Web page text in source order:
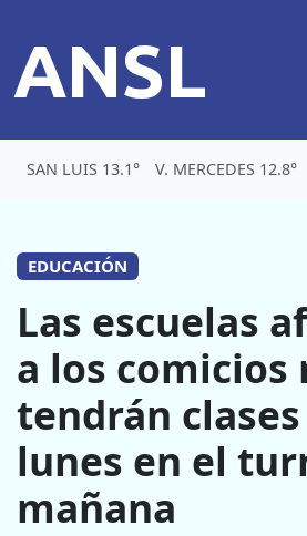
ANSL
SAN LUIS 13.1° V. MERCEDES 12.8°
EDUCACIÓN
Las escuelas
a los comicios
tendrán
lunes en el
mañana